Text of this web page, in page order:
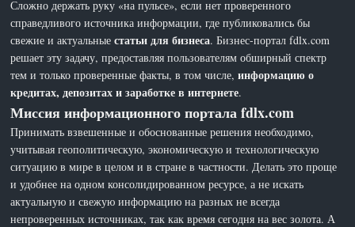
Сложно держать руку «на пульсе», если нет проверенного
справедливого источника информации, где публиковались бы
свежие и актуальныестатьи для бизнеса. Бизнес-портал fdlx.com
решает эту задачу, предоставляя пользователям обширный спектр
тем и только проверенные факты, в том числе,информацию о
кредитах, депозитах и заработке в интернете.
Миссия информационного портала fdlx.com
Принимать взвешенные и обоснованные решения необходимо,
учитывая геополитическую, экономическую и технологическую
ситуацию в мире в целом и в стране в частности. Делать это проще
и удобнее на одном консолидированном ресурсе, а не искать
актуальную и свежую информацию на разных не всегда
непроверенных источниках, так как время сегодня на вес золота. А